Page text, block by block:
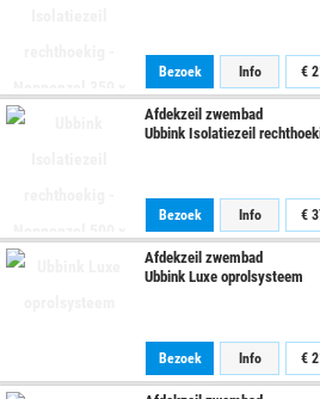
Bezoek Info €
Afdekzeil zwembad
Ubbink Isolatiezeil
Bezoek Info €
Afdekzeil zwembad
Ubbink Luxe oprolsysteem
Bezoek Info €